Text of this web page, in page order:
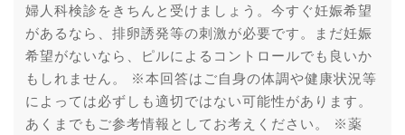
婦人科検診をきちんと受けましょう。今すぐ妊娠希望
があるなら、排卵誘発等の刺激が必要です。まだ妊娠
希望がないなら、ピルによるコントロールでも良いか
もしれません。 ※本回答はご自身の体調や健康状況等
によっては必ずしも適切ではない可能性があります。
あくまでもご参考情報としてお考えください。 ※薬